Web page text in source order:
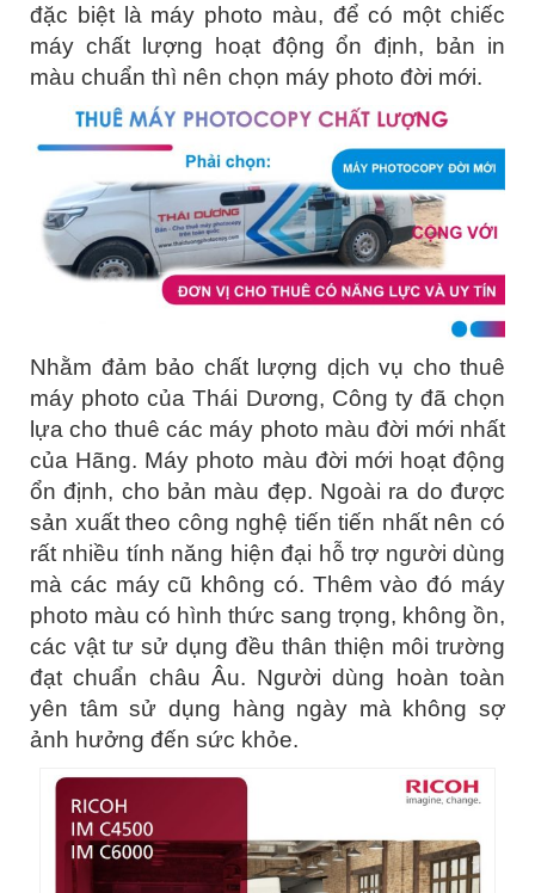
đặc biệt là máy photo màu, để có một chiếc
máy chất lượng hoạt động ổn định, bản in
màu chuẩn thì nên chọn máy photo đời mới.
Nhằm đảm bảo chất lượng dịch vụ cho thuê
máy photo của Thái Dương, Công ty đã chọn
lựa cho thuê các máy photo màu đời mới nhất
của Hãng. Máy photo màu đời mới hoạt động
ổn định, cho bản màu đẹp. Ngoài ra do được
sản xuất theo công nghệ tiến tiến nhất nên có
rất nhiều tính năng hiện đại hỗ trợ người dùng
mà các máy cũ không có. Thêm vào đó máy
photo màu có hình thức sang trọng, không ồn,
các vật tư sử dụng đều thân thiện môi trường
đạt chuẩn châu Âu. Người dùng hoàn toàn
yên tâm sử dụng hàng ngày mà không sợ
ảnh hưởng đến sức khỏe.